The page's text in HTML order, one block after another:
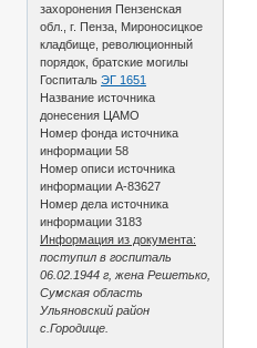
захоронения Пензенская
обл., г. Пенза, Мироносицкое
кладбище, революционный
порядок, братские могилы
ГоспитальЭГ 1651
Название источника
донесения ЦАМО
Номер фонда источника
информации 58
Номер описи источника
информации А-83627
Номер дела источника
информации 3183
Информация из документа:
поступил в госпиталь
06.02.1944 г, жена Решетько,
Сумская область
Ульяновский район
с.Городище.